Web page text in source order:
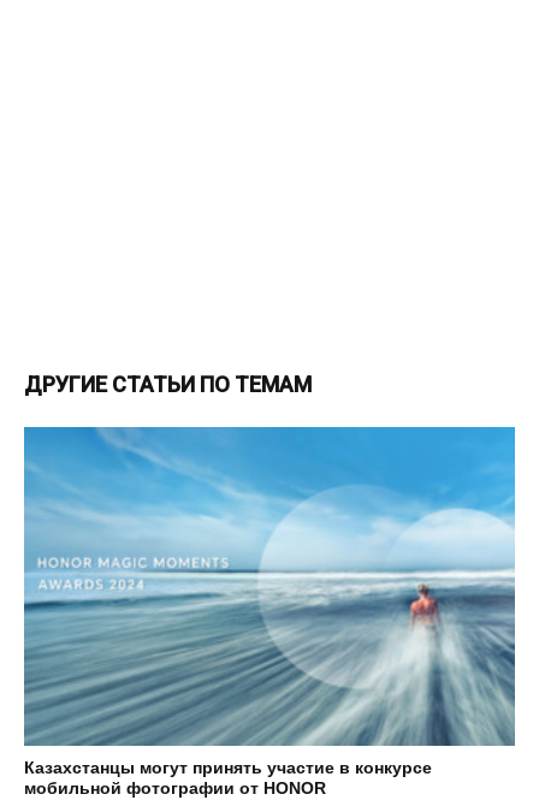
ДРУГИЕ СТАТЬИ ПО ТЕМАМ
Казахстанцы могут принять участие в конкурсе
мобильной фотографии от HONOR